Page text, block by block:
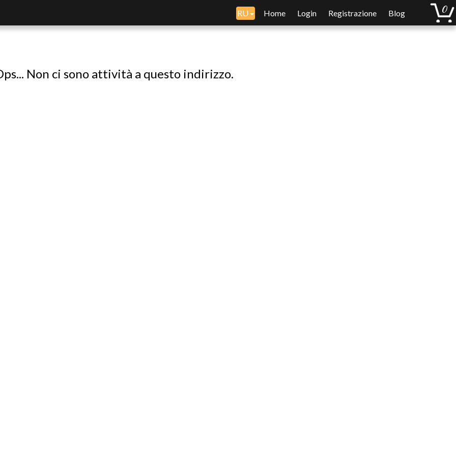
RU Home Login Registrazione Blog
Non ci sono attività a questo indirizzo.